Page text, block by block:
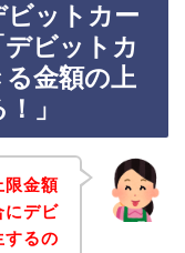
ットカー
デビットカ
金額の上
」
限金額
にデビ
するの